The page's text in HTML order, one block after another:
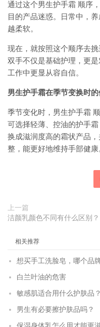
通过这个男生护手霜 顺序
目的产品迷惑。日常中，
越柔软。
现在，就按照这个顺序去
双手不仅是基础护理，更
工作中更显从容自信。
男生护手霜在季节变换时
季节变化时，男生护手霜
可选择轻薄、控油的护手
换成滋润度高的霜状产品
整，能更好地维持手部健康
上一篇
洁颜乳颜色不同有什么区别？
相关推荐
想买手工洗脸皂，哪个品
白兰叶油的危害
敏感肌适合用什么护肤品？
男生有必要擦护肤品吗？